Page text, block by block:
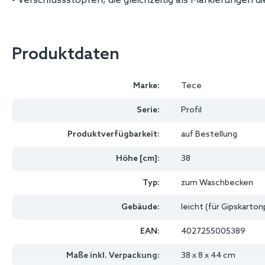
Produktdaten
Marke: Tece
Serie: Profil
Produktverfügbarkeit: auf Bestellung
Höhe [cm]: 38
Typ: zum Waschbecken
Gebäude: leicht (für
EAN: 4027255005389
Maße inkl. Verpackung: 38 x 8 x 44 cm